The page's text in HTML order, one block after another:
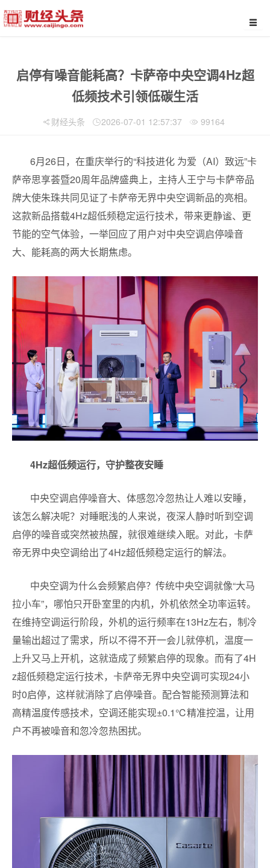
启停有噪音能耗高？卡萨帝中央空调4Hz超
低频技术引领低碳生活
财经头条 2026-07-01 12:57:37 99164
6月26日，在重庆举行的“科技进化 为爱（AI）致远”卡
萨帝思享荟暨20周年品牌盛典上，主持人王宁与卡萨帝品
牌大使朱珠共同见证了卡萨帝无界中央空调新品的亮相。
这款新品搭载4Hz超低频稳定运行技术，带来更静谧、更
节能的空气体验，一举回应了用户对中央空调启停噪音
大、能耗高的两大长期焦虑。
4Hz超低频运行，守护整夜安睡
中央空调启停噪音大、体感忽冷忽热让人难以安睡，
该怎么解决呢？对睡眠浅的人来说，夜深人静时听到空调
启停的噪音或突然被热醒，就很难继续入眠。对此，卡萨
帝无界中央空调给出了4Hz超低频稳定运行的解法。
中央空调为什么会频繁启停？传统中央空调就像“大马
拉小车”，哪怕只开卧室里的内机，外机依然全功率运转。
在维持空调运行阶段，外机的运行频率在13Hz左右，制冷
量输出超过了需求，所以不得不开一会儿就停机，温度一
上升又马上开机，这就造成了频繁启停的现象。而有了4H
z超低频稳定运行技术，卡萨帝无界中央空调可实现24小
时0启停，这样就消除了启停噪音。配合智能预测算法和
高精温度传感技术，空调还能实现±0.1℃精准控温，让用
户不再被噪音和忽冷忽热困扰。